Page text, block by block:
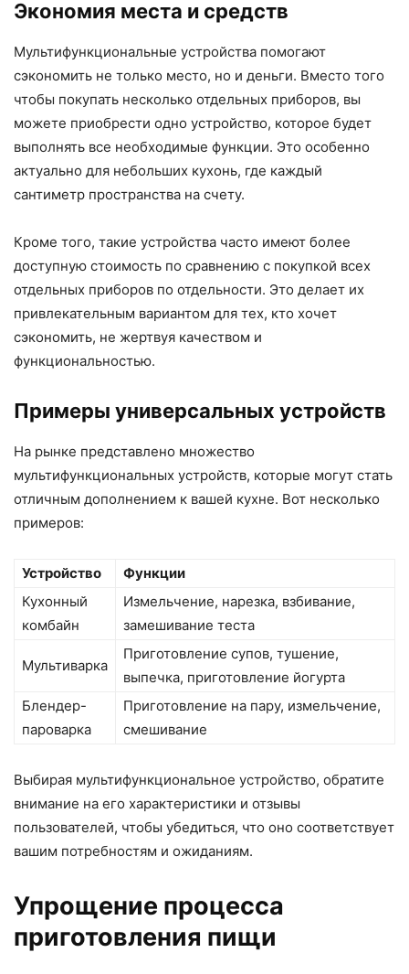
Экономия места и средств
Мультифункциональные устройства помогают
сэкономить не только место, но и деньги. Вместо того
чтобы покупать несколько отдельных приборов, вы
можете приобрести одно устройство, которое будет
выполнять все необходимые функции. Это особенно
актуально для небольших кухонь, где каждый
сантиметр пространства на счету.
Кроме того, такие устройства часто имеют более
доступную стоимость по сравнению с покупкой всех
отдельных приборов по отдельности. Это делает их
привлекательным вариантом для тех, кто хочет
сэкономить, не жертвуя качеством и
функциональностью.
Примеры универсальных устройств
На рынке представлено множество
мультифункциональных устройств, которые могут стать
отличным дополнением к вашей кухне. Вот несколько
примеров:
Устройство
Функции
Кухонный
комбайн
Измельчение, нарезка, взбивание,
замешивание теста
Мультиварка
Приготовление супов, тушение,
выпечка, приготовление йогурта
Блендер-
пароварка
Приготовление на пару, измельчение,
смешивание
Выбирая мультифункциональное устройство, обратите
внимание на его характеристики и отзывы
пользователей, чтобы убедиться, что оно соответствует
вашим потребностям и ожиданиям.
Упрощение процесса
приготовления пищи